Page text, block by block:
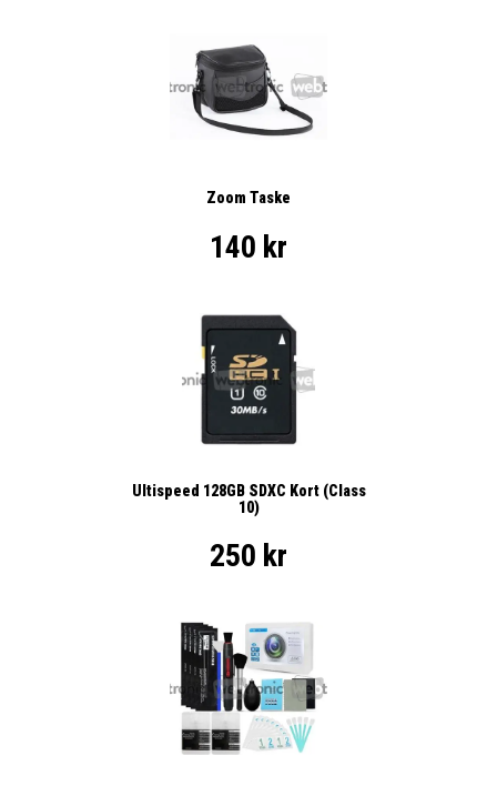
Zoom Taske
140 kr
Ultispeed 128GB SDXC Kort (Class
10)
250 kr